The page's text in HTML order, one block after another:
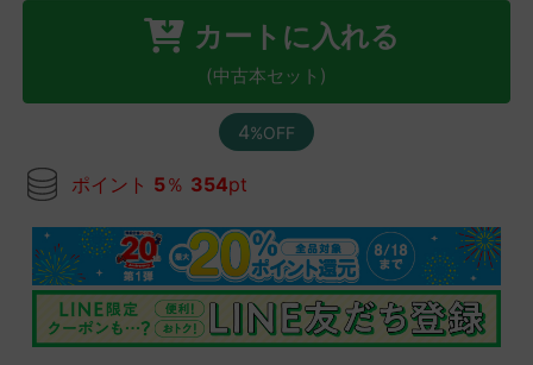
カートに入れる
(中古本セット)
4%OFF
ポイント 5％ 354pt